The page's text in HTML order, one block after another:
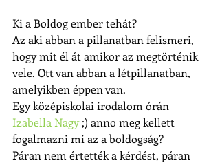
Ki a Boldog ember tehát?
Az aki abban a pillanatban felismeri,
hogy mit él át amikor az megtörténik
vele. Ott van abban a létpillanatban,
amelyikben éppen van.
Egy középiskolai irodalom órán
Izabella Nagy ;) anno meg kellett
fogalmazni mi az a boldogság?
Páran nem értették a kérdést, páran